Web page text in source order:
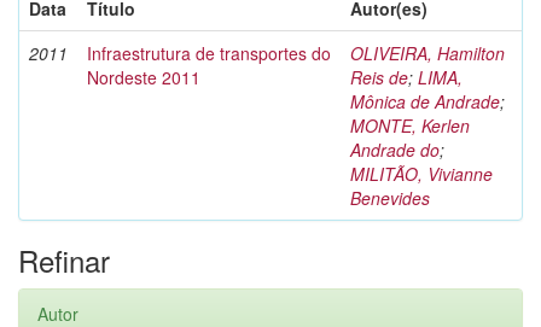
Data
Título
Autor(es)
2011
Infraestrutura de transportes do
Nordeste 2011
OLIVEIRA, Hamilton
Reis de; LIMA,
Mônica de Andrade;
MONTE, Kerlen
Andrade do;
MILITÃO, Vivianne
Benevides
Refinar
Autor